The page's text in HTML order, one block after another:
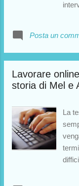
che
Posta un
Lavorare
storia di Mel e
La